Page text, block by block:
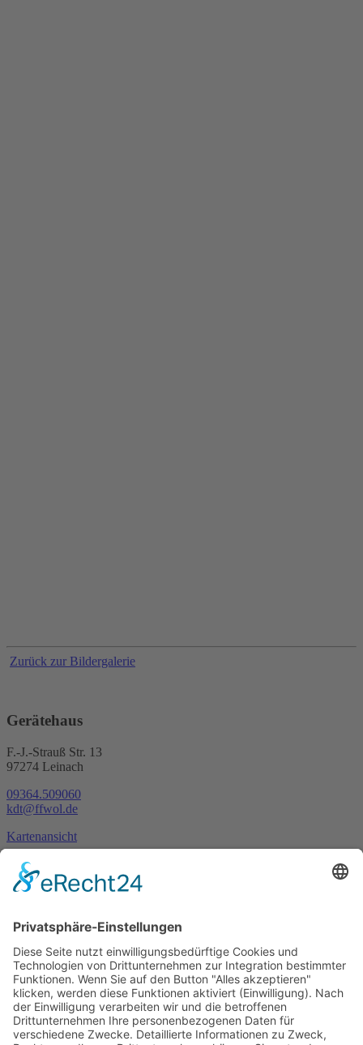
Zurück zur Bildergalerie
Gerätehaus
F.-J.-Strauß Str. 13
97274 Leinach
09364.509060
kdt@ffwol.de
Kartenansicht
Im Notfall
Kontakt
Goldstraße 41
97274 Leinach
09364.8080-20
info@ff-oberleinach.de